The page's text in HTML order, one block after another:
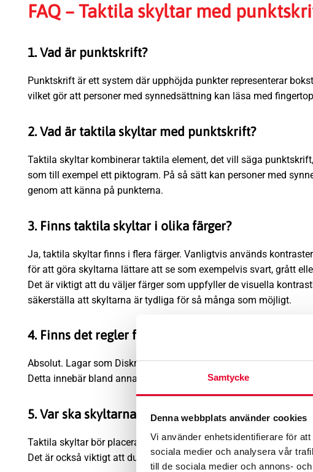
Samtycke
Denna webbplats använder cookies
Vi använder enhetsidentifierare för
sociala medier och analysera vår
till de sociala medier och annons-
FAQ – Taktila skyltar med
1. Vad är punktskrift?
Punktskrift är ett system där upphöjda punkter representerar
vilket gör att personer med synnedsättning kan läsa med
2. Vad är taktila skyltar med punktskrift?
Taktila skyltar kombinerar taktila element, det vill säga
som till exempel ett piktogram. På så sätt kan personer med
genom att känna på punkterna.
3. Finns taktila skyltar i olika färger?
Ja, taktila skyltar finns i flera färger. Vanligtvis används
för att göra skyltarna lättare att se som exempelvis svart, grått
Det är viktigt att du väljer färger som uppfyller de visuella
säkerställa att skyltarna är tydliga för så många som möjligt.
4. Finns det regler för tillgänglighet i offentlig
Absolut. Lagar som Diskrimineringslagen och Plan- och
Detta innebär bland annat att taktila skyltar måste finnas på
5. Var ska skyltarna placeras?
Taktila skyltar bör placeras på en höjd av cirka 1,4 meter för att
Det är också viktigt att du monterar skyltarna på strategiska